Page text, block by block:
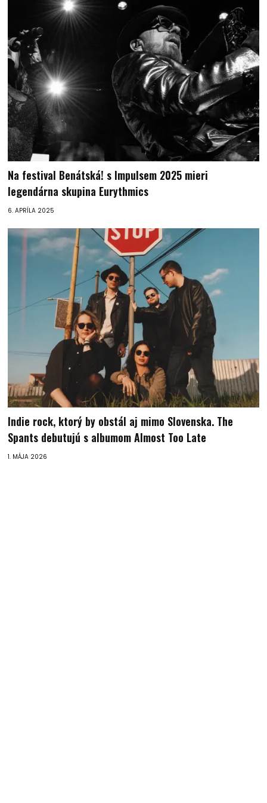
Na festival Benátská! s Impulsem 2025 mieri
legendárna skupina Eurythmics
6. APRÍLA 2025
Indie rock, ktorý by obstál aj mimo Slovenska. The
Spants debutujú s albumom Almost Too Late
1. MÁJA 2026